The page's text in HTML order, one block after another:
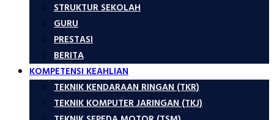
STRUKTUR SEKOLAH
GURU
PRESTASI
BERITA
KOMPETENSI KEAHLIAN
TEKNIK KENDARAAN RINGAN (TKR)
TEKNIK KOMPUTER JARINGAN (TKJ)